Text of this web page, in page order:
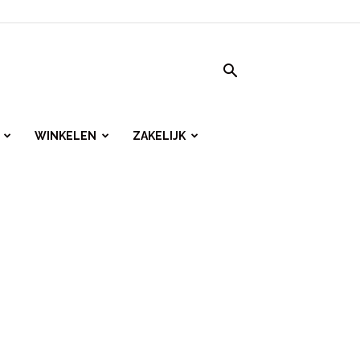
WINKELEN ZAKELIJK